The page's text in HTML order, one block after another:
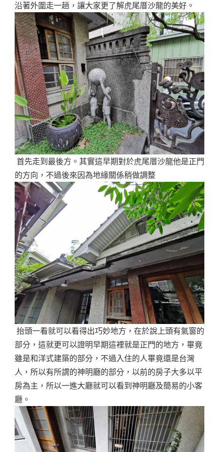
沿著外圍走一趟，讓大家更了解虎尾厝沙龍的美好。
首先走到最後方。其實這早期對於虎尾厝沙龍他是正門
的方向，不過後來因為地緣關係稍做調整
抬頭一看就可以看得出巧妙地方，在於說上頭有氣窗的
部分，這就更可以證明早期這裡就是正門的地方，畢竟
雖是和洋式建築的部分，不過入住的人畢竟還是台灣
人，所以有所謂的神明廳的部分，以前的房子大多以平
房為主，所以一進大廳就可以看到神明廳及簡易的小客
廳。